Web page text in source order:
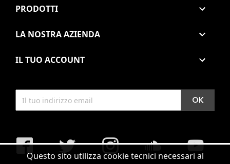
Questo sito utilizza cookie tecnici necessari al
PRODOTTI 
LA NOSTRA AZIENDA 
IL TUO ACCOUNT 
Facebook Twitter Instagram soundcloud